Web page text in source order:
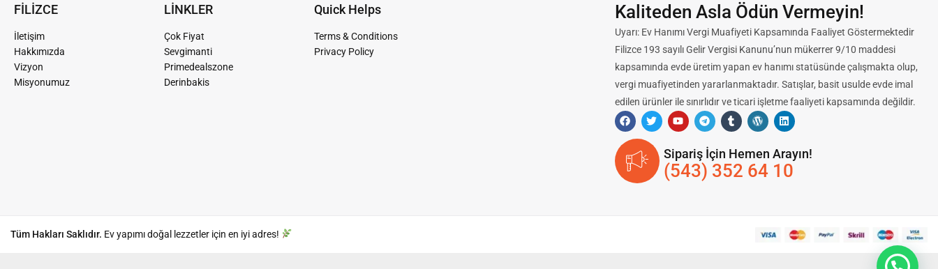
FİLİZCE
İletişim
Hakkımızda
Vizyon
Misyonumuz
LİNKLER
Çok Fiyat
Sevgimanti
Primedealszone
Derinbakis
Quick Helps
Terms & Conditions
Privacy Policy
Kaliteden Asla Ödün Vermeyin!
Uyarı: Ev Hanımı Vergi Muafiyeti Kapsamında Faaliyet Göstermektedir
Filizce 193 sayılı Gelir Vergisi Kanunu’nun mükerrer 9/10 maddesi
kapsamında evde üretim yapan ev hanımı statüsünde çalışmakta olup,
vergi muafiyetinden yararlanmaktadır. Satışlar, basit usulde evde imal
edilen ürünler ile sınırlıdır ve ticari işletme faaliyeti kapsamında değildir.
Sipariş İçin Hemen Arayın!
(543) 352 64 10
Tüm Hakları Saklıdır. Ev yapımı doğal lezzetler için en iyi adres!